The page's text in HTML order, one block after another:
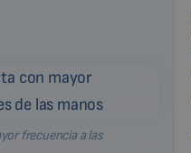
frecuencia a las